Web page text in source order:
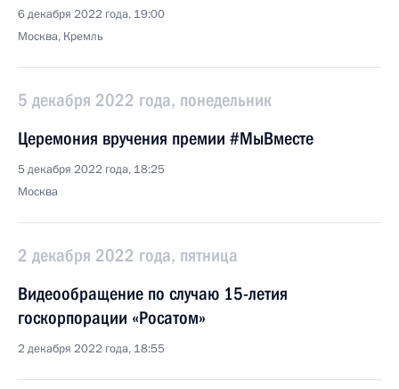
6 декабря 2022 года, 19:00
Москва, Кремль
5 декабря 2022 года, понедельник
Церемония вручения премии #МыВместе
5 декабря 2022 года, 18:25
Москва
2 декабря 2022 года, пятница
Видеообращение по случаю 15-летия
госкорпорации «Росатом»
2 декабря 2022 года, 18:55